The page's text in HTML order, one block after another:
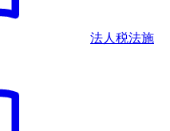
法人税法施